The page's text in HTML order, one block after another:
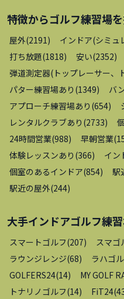
特徴からゴルフ練習場
屋外(2191) インドア(シミュ
打ち放題(1818) 安い(2352)
弾道測定器(トップレーサー、
パター練習場あり (1349) バ
アプローチ練習場あり (654)
レンタルクラブあり (2733)
24時間営業(988) 早朝営業(
体験レッスンあり (366) イン
個室のあるインドア(854) 駅
駅近の屋外(244)
大手インドアゴルフ練
スマートゴルフ(207) スマゴ
ラウンジレンジ(68) ラハゴ
GOLFERS24(14) MY GOLF
トナリノゴルフ(14) FiT24(